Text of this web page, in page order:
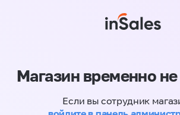
Магазин временно не
Если вы сотрудник